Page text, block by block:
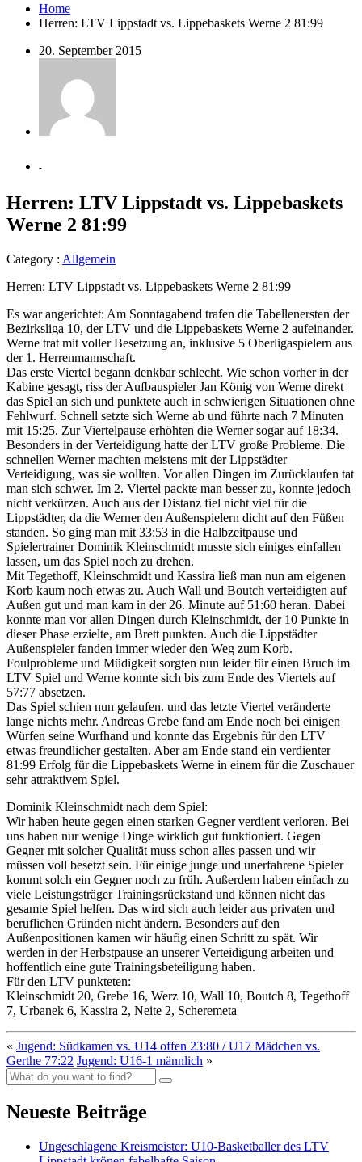
Home
Herren: LTV Lippstadt vs. Lippebaskets Werne 2 81:99
20. September 2015
-
Herren: LTV Lippstadt vs. Lippebaskets
Werne 2 81:99
Category : Allgemein
Herren: LTV Lippstadt vs. Lippebaskets Werne 2 81:99
Es war angerichtet: Am Sonntagabend trafen die Tabellenersten der
Bezirksliga 10, der LTV und die Lippebaskets Werne 2 aufeinander.
Werne trat mit voller Besetzung an, inklusive 5 Oberligaspielern aus
der 1. Herrenmannschaft.
Das erste Viertel begann denkbar schlecht. Wie schon vorher in der
Kabine gesagt, riss der Aufbauspieler Jan König von Werne direkt
das Spiel an sich und punktete auch in schwierigen Situationen ohne
Fehlwurf. Schnell setzte sich Werne ab und führte nach 7 Minuten
mit 15:25. Zur Viertelpause erhöhten die Werner sogar auf 18:34.
Besonders in der Verteidigung hatte der LTV große Probleme. Die
schnellen Werner machten meistens mit der Lippstädter
Verteidigung, was sie wollten. Vor allen Dingen im Zurücklaufen tat
man sich schwer. Im 2. Viertel packte man besser zu, konnte jedoch
nicht verkürzen. Auch aus der Distanz fiel nicht viel für die
Lippstädter, da die Werner den Außenspielern dicht auf den Füßen
standen. So ging man mit 33:53 in die Halbzeitpause und
Spielertrainer Dominik Kleinschmidt musste sich einiges einfallen
lassen, um das Spiel noch zu drehen.
Mit Tegethoff, Kleinschmidt und Kassira ließ man nun am eigenen
Korb kaum noch etwas zu. Auch Wall und Boutch verteidigten auf
Außen gut und man kam in der 26. Minute auf 51:60 heran. Dabei
konnte man vor allen Dingen durch Kleinschmidt, der 10 Punkte in
dieser Phase erzielte, am Brett punkten. Auch die Lippstädter
Außenspieler fanden immer wieder den Weg zum Korb.
Foulprobleme und Müdigkeit sorgten nun leider für einen Bruch im
LTV Spiel und Werne konnte sich bis zum Ende des Viertels auf
57:77 absetzen.
Das Spiel schien nun gelaufen. und das letzte Viertel veränderte
lange nichts mehr. Andreas Grebe fand am Ende noch bei einigen
Würfen seine Wurfhand und konnte das Ergebnis für den LTV
etwas freundlicher gestalten. Aber am Ende stand ein verdienter
81:99 Erfolg für die Lippebaskets Werne in einem für die Zuschauer
sehr attraktivem Spiel.
Dominik Kleinschmidt nach dem Spiel:
Wir haben heute gegen einen starken Gegner verdient verloren. Bei
uns haben nur wenige Dinge wirklich gut funktioniert. Gegen
Gegner mit solcher Qualität muss schon alles passen und wir
müssen voll besetzt sein. Für einige junge und unerfahrene Spieler
kommt solch ein Gegner noch zu früh. Außerdem haben einfach zu
viele Leistungsträger Trainingsrückstand und können nicht das
gesamte Spiel helfen. Das wird sich auch leider aus privaten und
beruflichen Gründen nicht ändern. Besonders auf den
Außenpositionen kamen wir häufig einen Schritt zu spät. Wir
werden in der Herbstpause an unserer Verteidigung arbeiten und
hoffentlich eine gute Trainingsbeteiligung haben.
Für den LTV punkteten:
Kleinschmidt 20, Grebe 16, Werz 10, Wall 10, Boutch 8, Tegethoff
7, Urbanek 6, Kassira 2, Neite 2, Scheremeta
« Jugend: Südkamen vs. U14 offen 23:80 / U17 Mädchen vs.
Gerthe 77:22 Jugend: U16-1 männlich »
Neueste Beiträge
Ungeschlagene Kreismeister: U10-Basketballer des LTV